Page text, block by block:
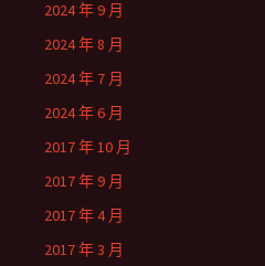
2024 年 9 月
2024 年 8 月
2024 年 7 月
2024 年 6 月
2017 年 10 月
2017 年 9 月
2017 年 4 月
2017 年 3 月